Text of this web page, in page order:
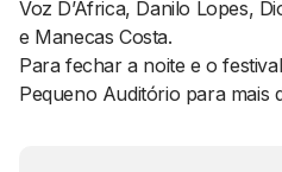
Voz D’África, Danilo Lopes,
e Manecas Costa.
Para fechar a noite e o
Pequeno Auditório para mais